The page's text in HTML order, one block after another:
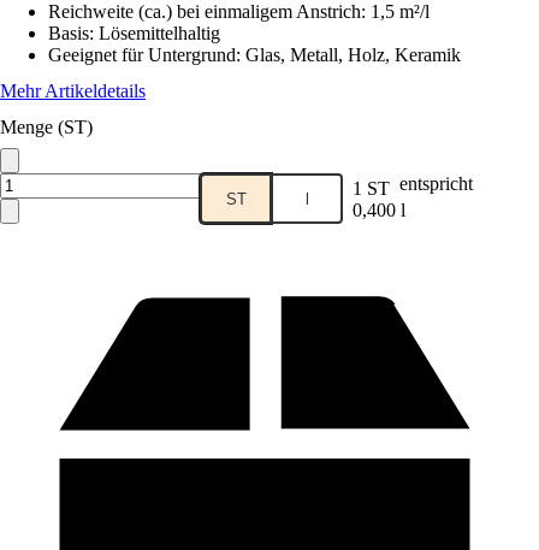
Reichweite (ca.) bei einmaligem Anstrich: 1,5 m²/l
Basis: Lösemittelhaltig
Geeignet für Untergrund: Glas, Metall, Holz, Keramik
Mehr Artikeldetails
Menge (ST)
ST l 1 ST entspricht
0,400 l